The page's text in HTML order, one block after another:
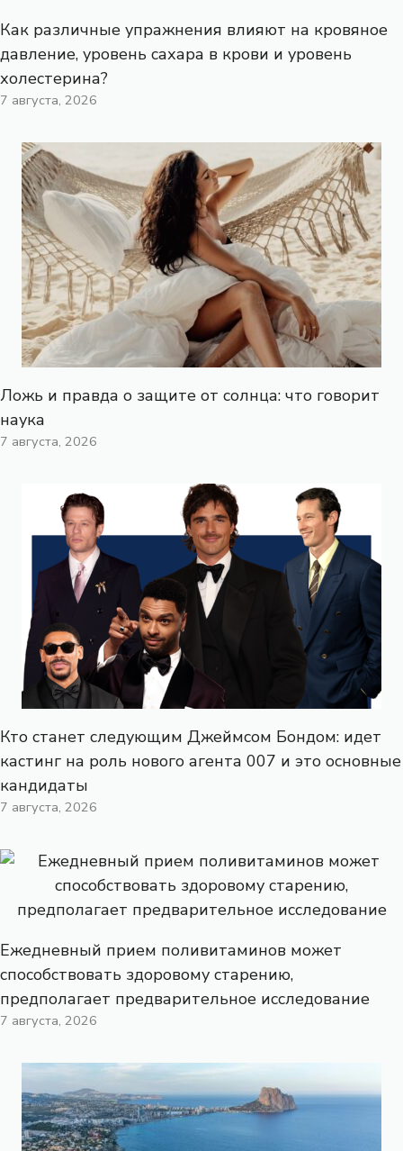
Как различные упражнения влияют на кровяное
давление, уровень сахара в крови и уровень
холестерина?
7 августа, 2026
Ложь и правда о защите от солнца: что говорит
наука
7 августа, 2026
Кто станет следующим Джеймсом Бондом: идет
кастинг на роль нового агента 007 и это основные
кандидаты
7 августа, 2026
Ежедневный прием поливитаминов может
способствовать здоровому старению,
предполагает предварительное исследование
7 августа, 2026